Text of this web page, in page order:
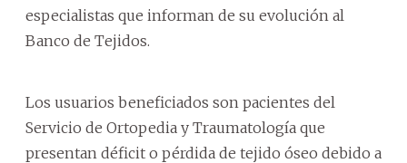
especialistas que informan de su evolución al
Banco de Tejidos.
Los usuarios beneficiados son pacientes del
Servicio de Ortopedia y Traumatología que
presentan déficit o pérdida de tejido óseo debido a